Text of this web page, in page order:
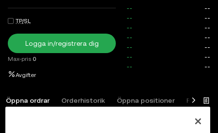
TP/SL
Logga in/registrera dig
Max-pris 0
Avgifter
Öppna ordrar Orderhistorik Öppna positioner